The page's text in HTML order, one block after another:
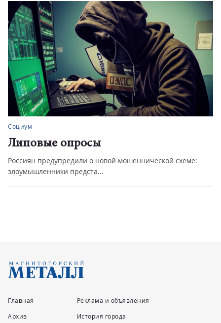
Социум
Липовые опросы
Россиян предупредили о новой мошеннической схеме:
злоумышленники предста...
Главная
Архив
Реклама и объявления
История города